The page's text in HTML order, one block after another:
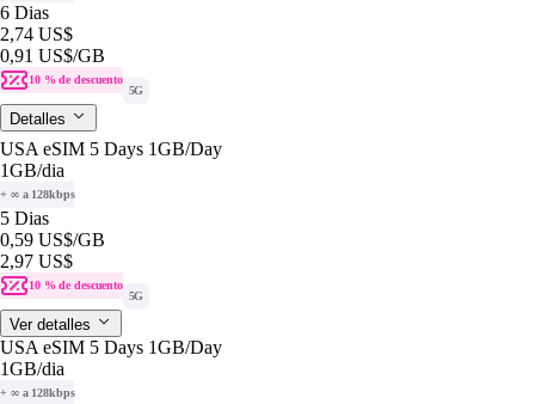
6 Dias
2,74 US$
0,91 US$/GB
10 % de descuento
5G
Detalles
USA eSIM 5 Days 1GB/Day
1GB/dia
+ ∞ a 128kbps
5 Dias
0,59 US$/GB
2,97 US$
10 % de descuento
5G
Ver detalles
USA eSIM 5 Days 1GB/Day
1GB/dia
+ ∞ a 128kbps